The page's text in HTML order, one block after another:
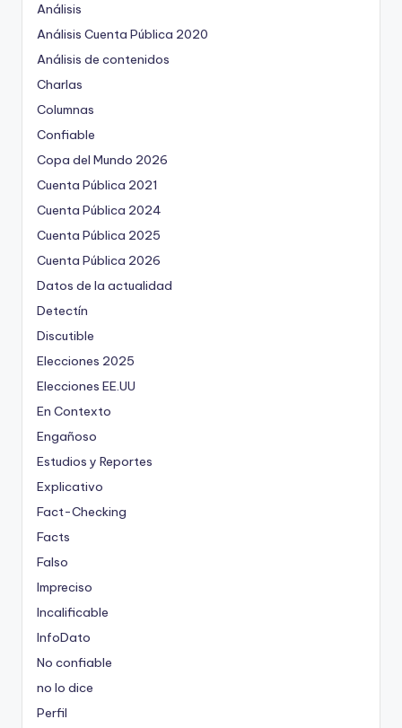
Análisis
Análisis Cuenta Pública 2020
Análisis de contenidos
Charlas
Columnas
Confiable
Copa del Mundo 2026
Cuenta Pública 2021
Cuenta Pública 2024
Cuenta Pública 2025
Cuenta Pública 2026
Datos de la actualidad
Detectín
Discutible
Elecciones 2025
Elecciones EE.UU
En Contexto
Engañoso
Estudios y Reportes
Explicativo
Fact-Checking
Facts
Falso
Impreciso
Incalificable
InfoDato
No confiable
no lo dice
Perfil